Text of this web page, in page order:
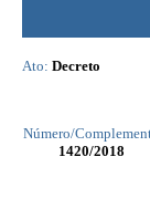
Ato: Decreto
Número/
1420/2018